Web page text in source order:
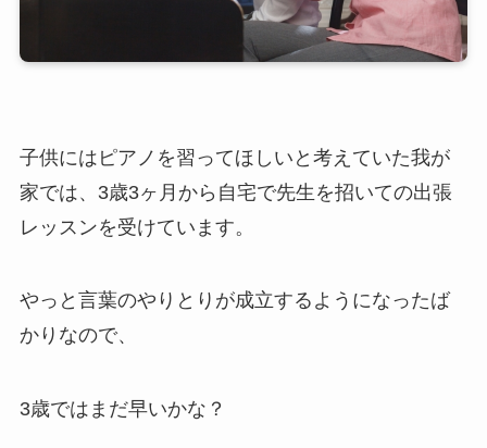
子供にはピアノを習ってほしいと考えていた我が
家では、3歳3ヶ月から自宅で先生を招いての出張
レッスンを受けています。
やっと言葉のやりとりが成立するようになったば
かりなので、
3歳ではまだ早いかな？